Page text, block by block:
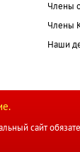
Члены
Члены
Наши
сайт